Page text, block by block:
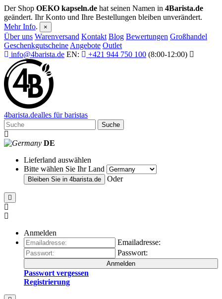
Der Shop OEKO kapseln.de hat seinen Namen in 4Barista.de
geändert. Ihr Konto und Ihre Bestellungen bleiben unverändert.
Mehr Info. ×
Über uns Warenversand Kontakt Blog Bewertungen Großhandel
Geschenkgutscheine Angebote Outlet
info@4barista.de EN: +421 944 750 100 (8:00-12:00)
4barista.dealles für baristas
Suche
DE
Lieferland auswählen
Bitte wählen Sie Ihr Land
Bleiben Sie in 4barista.de Oder
Anmelden
Emailadresse:
Passwort:
Anmelden
Passwort vergessen
Registrierung